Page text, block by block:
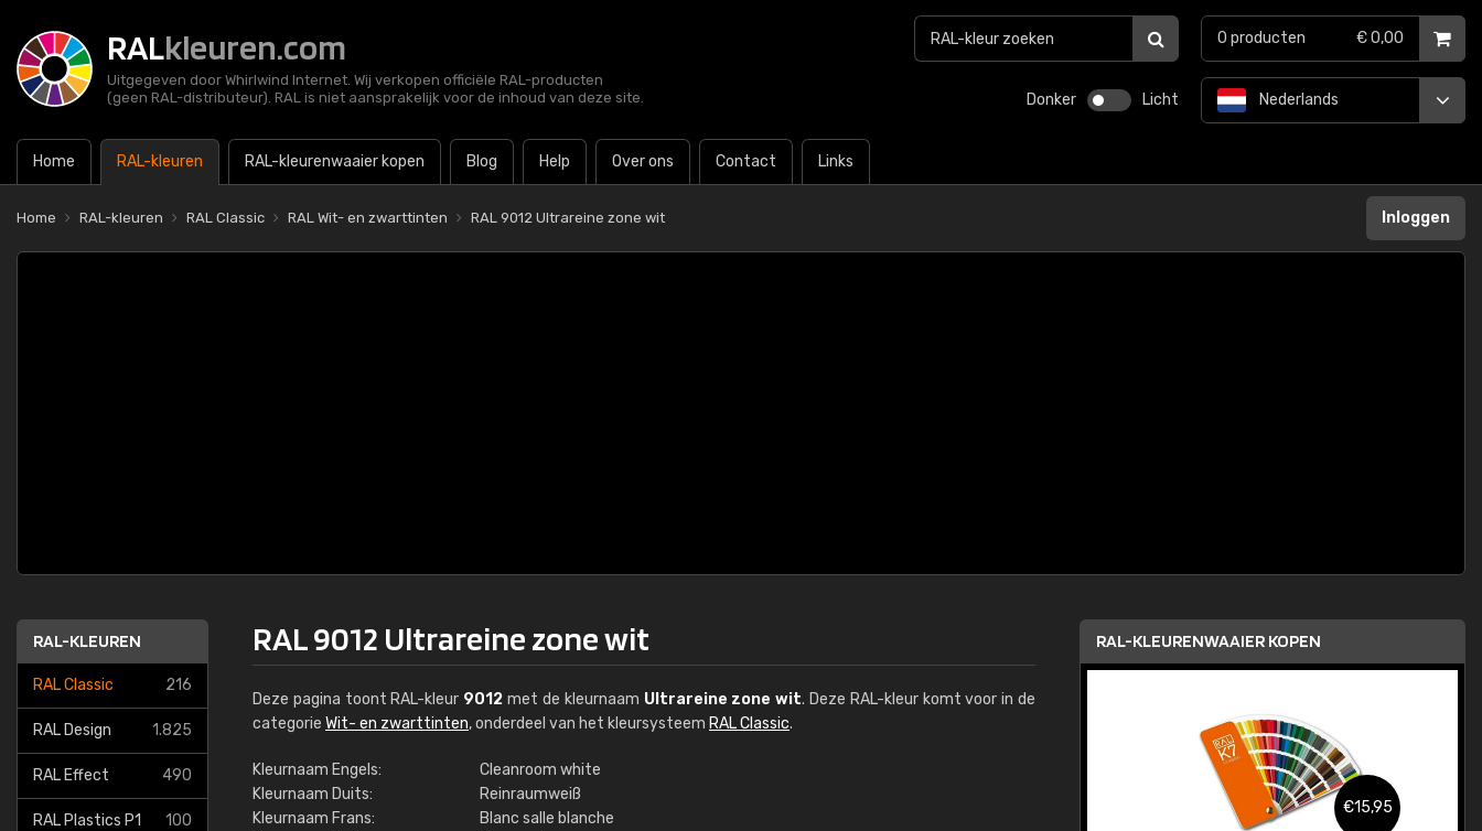
RALkleuren.com
Uitgegeven door Whirlwind Internet. Wij verkopen officiële RAL-producten
(geen RAL-distributeur). RAL is niet aansprakelijk voor de inhoud van deze site.
Donker Licht
Home RAL-kleuren RAL-kleurenwaaier kopen Blog Help Over ons Contact Links
Nederlands
0 producten € 0,00
Home RAL-kleuren RAL Classic RAL Wit- en zwarttinten RAL 9012 Ultrareine zone wit Inloggen
RAL-KLEUREN
RAL Classic 216
RAL Design 1.825
RAL Effect 490
RAL Plastics P1 100
RAL 9012 Ultrareine zone wit
Deze pagina toont RAL-kleur 9012 met de kleurnaam Ultrareine zone wit. Deze RAL-kleur komt voor in de
categorie Wit- en zwarttinten, onderdeel van het kleursysteem RAL Classic.
Kleurnaam Engels:
Cleanroom white
Kleurnaam Duits:
Reinraumweiß
Kleurnaam Frans:
Blanc salle blanche
RAL-KLEURENWAAIER KOPEN
€15,95